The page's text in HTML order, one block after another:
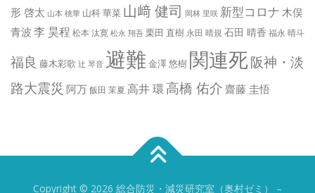
形 啓太 山本 桃華 山科 華菜 山﨑 健司 岡林 里咲 新型コロナ木俣
青波李 昊程 松本 汰寛 松永 翔吾 栗田 直樹 永田 晴規 石田 晴香 福永 晴斗
福良 藤木彩歌 辻 琴音 避難金澤 悠樹 関連死阪神・淡
路大震災 阿万 飯田 茉夏 高井 環 高橋 佑介 齋藤 圭悟
Copyright © 2026 総合防災・減災研究室（奥村ゼミ） –